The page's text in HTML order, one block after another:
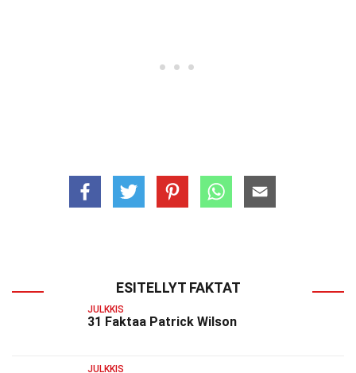
ESITELLYT FAKTAT
JULKKIS
31 Faktaa Patrick Wilson
JULKKIS